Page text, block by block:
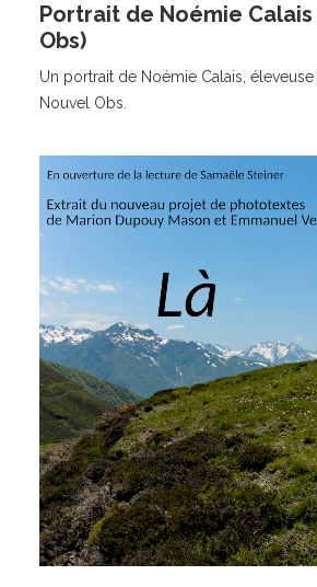
Portrait de Noémie
Obs)
Un portrait de Noémie Calais,
Nouvel Obs.